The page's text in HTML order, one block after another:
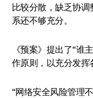
比较分散，缺乏协
系还不够充分。
《预案》提出了“谁
作原则，以充分发挥
“网络安全风险管理